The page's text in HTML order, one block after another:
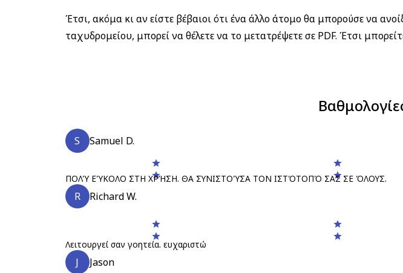
Έτσι, ακόμα κι αν είστε βέβαιοι ότι ένα άλλο άτομο θα μπορούσε να
ταχυδρομείου, μπορεί να θέλετε να το μετατρέψετε σε PDF. Έτσι
S Samuel D.
ΠΟΛΎ ΕΎΚΟΛΟ ΣΤΗ ΧΡΉΣΗ. ΘΑ ΣΥΝΙΣΤΟΎΣΑ ΤΟΝ ΙΣΤΌΤΟΠΌ ΣΑΣ ΣΕ ΌΛΟΥΣ.
R Richard W.
Λειτουργεί σαν γοητεία. ευχαριστώ
J Jason